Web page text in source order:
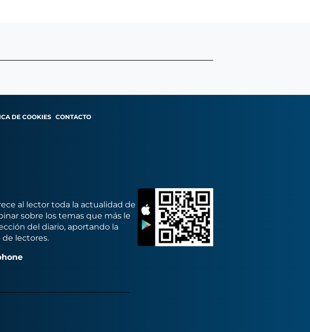
DE COOKIES CONTACTO
al lector toda la actualidad de
sobre los temas que más le
del diario, aportando la
lectores.